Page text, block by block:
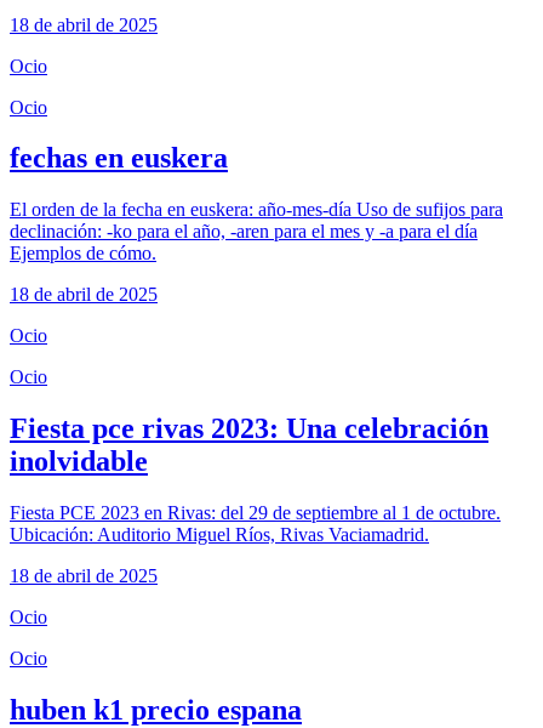
18 de abril de 2025
Ocio
Ocio
fechas en euskera
El orden de la fecha en euskera: año-mes-día Uso de sufijos para
declinación: -ko para el año, -aren para el mes y -a para el día
Ejemplos de cómo.
18 de abril de 2025
Ocio
Ocio
Fiesta pce rivas 2023: Una celebración
inolvidable
Fiesta PCE 2023 en Rivas: del 29 de septiembre al 1 de octubre.
Ubicación: Auditorio Miguel Ríos, Rivas Vaciamadrid.
18 de abril de 2025
Ocio
Ocio
huben k1 precio espana